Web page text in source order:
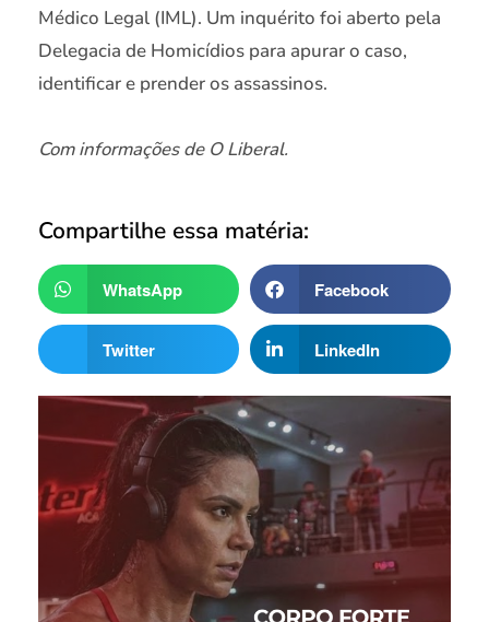
Médico Legal (IML). Um inquérito foi aberto pela
Delegacia de Homicídios para apurar o caso,
identificar e prender os assassinos.
Com informações de O Liberal.
Compartilhe essa matéria:
WhatsApp Facebook
Twitter LinkedIn